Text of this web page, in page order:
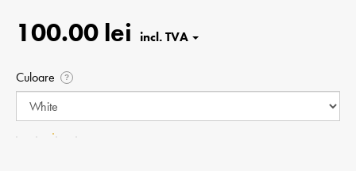
100.00 lei
Culoare ?